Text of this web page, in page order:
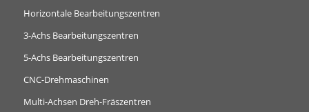
Horizontale Bearbeitungszentren
3-Achs Bearbeitungszentren
5-Achs Bearbeitungszentren
CNC-Drehmaschinen
Multi-Achsen Dreh-Fräszentren